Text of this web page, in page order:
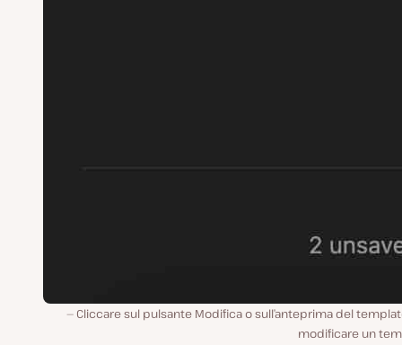
Cliccare sul pulsante Modifica o sull’anteprima del
modificare un